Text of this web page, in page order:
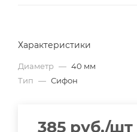
Характеристики
Диаметр — 40 мм
Тип — Сифон
385 руб./шт